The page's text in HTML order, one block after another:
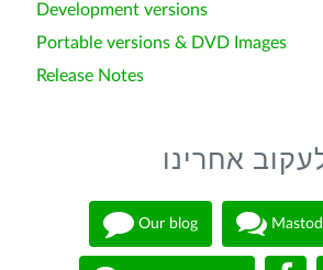
Development versions
Portable versions & DVD Images
Release Notes
אחרינו
Our blog